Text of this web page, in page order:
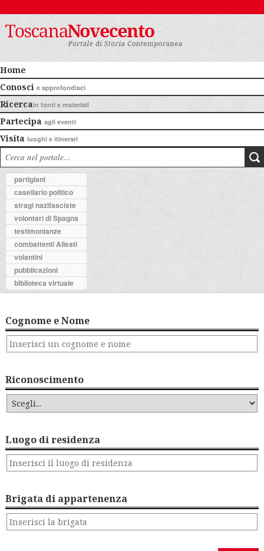
Home
Conosci e approfondisci
Ricercain fonti e materiali
Partecipa agli eventi
Visita luoghi e itinerari
partigiani
casellario politico
stragi nazifasciste
volontari di Spagna
testimonianze
combattenti Alleati
volantini
pubblicazioni
biblioteca virtuale
Cognome e Nome
Riconoscimento
Luogo di residenza
Brigata di appartenenza